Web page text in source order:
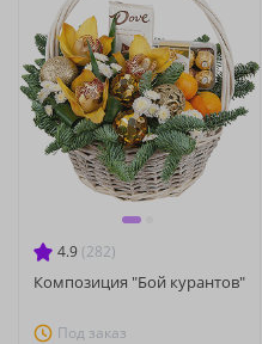
4.9 (282)
Композиция "Бой курантов"
Под заказ